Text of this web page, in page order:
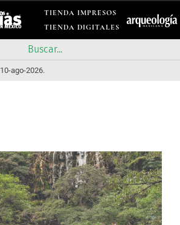
TIENDA IMPRESOS
TIENDA DIGITALES
10-ago-2026.